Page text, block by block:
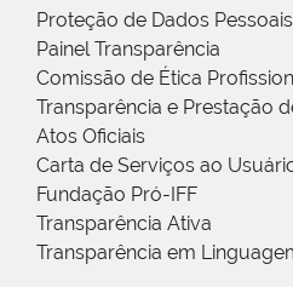
Proteção de Dados
Painel Transparência
Comissão de Ética
Transparência e Prestação
Atos Oficiais
Carta de Serviços ao
Fundação Pró-IFF
Transparência Ativa
Transparência em